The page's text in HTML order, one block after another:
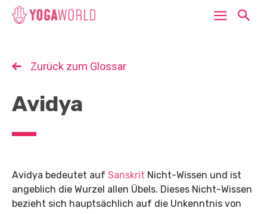
Zurück zum Glossar
Avidya
Avidya bedeutet auf Sanskrit Nicht-Wissen und ist
angeblich die Wurzel allen Übels. Dieses Nicht-Wissen
bezieht sich hauptsächlich auf die Unkenntnis von